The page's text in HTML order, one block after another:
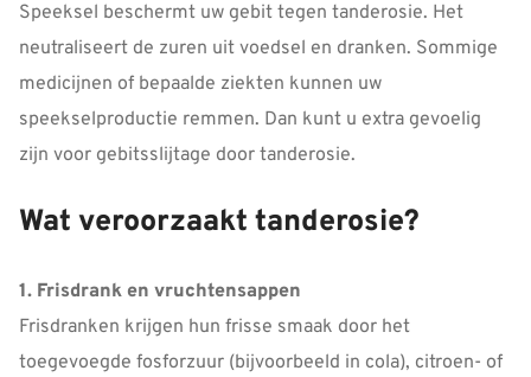
Speeksel beschermt uw gebit tegen tanderosie. Het
neutraliseert de zuren uit voedsel en dranken. Sommige
medicijnen of bepaalde ziekten kunnen uw
speekselproductie remmen. Dan kunt u extra gevoelig
zijn voor gebitsslijtage door tanderosie.
Wat veroorzaakt tanderosie?
1. Frisdrank en vruchtensappen
Frisdranken krijgen hun frisse smaak door het
toegevoegde fosforzuur (bijvoorbeeld in cola), citroen- of